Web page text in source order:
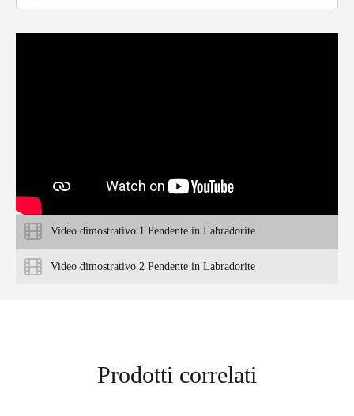
Video dimostrativo 1 Pendente in Labradorite
Video dimostrativo 2 Pendente in Labradorite
Prodotti correlati